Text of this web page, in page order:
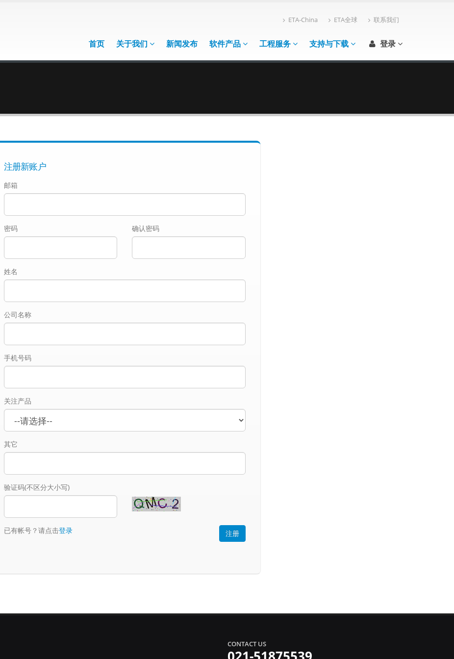
ETA-China ETA全球 联系我们
首页 关于我们 新闻发布 软件产品 工程服务 支持与下载 登录
注册新账户
邮箱
密码 确认密码
姓名
公司名称
手机号码
关注产品
其它
验证码(不区分大小写)
已有帐号？请点击登录
CONTACT US